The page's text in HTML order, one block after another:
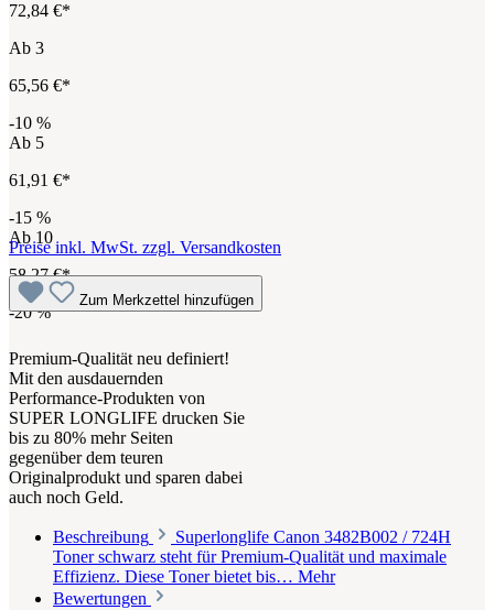
72,84 €*
Ab 3
65,56 €*
-10 %
Ab 5
61,91 €*
-15 %
Ab10
58,27 €*
-20%
Preise inkl. MwSt. zzgl. Versandkosten
Zum Merkzettel hinzufügen
Premium-Qualität neu definiert!
Mit den ausdauernden
Performance-Produkten von
SUPER LONGLIFE drucken Sie
bis zu 80% mehr Seiten
gegenüber dem teuren
Originalprodukt und sparen dabei
auch noch Geld.
Beschreibung
Superlonglife Canon 3482B002 / 724H
Toner schwarz steht für Premium-Qualität und maximale
Effizienz. Diese Toner bietet bis… Mehr
Bewertungen